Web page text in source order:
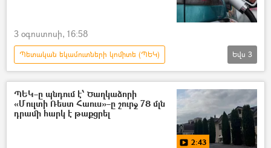
3 օգոստոսի, 16:58
Պետական եկամուտների կոմիտե (ՊԵԿ)
Հայաստան
էլեկտրամոբիլ
մաքսատուրք
Եվս 3
ՊԵԿ–ը պնդում է՝ Ծաղկաձորի
«Մուլտի Ռեստ Հաուս»–ը շուրջ 78 մլն
դրամի հարկ է թաքցրել
2:43